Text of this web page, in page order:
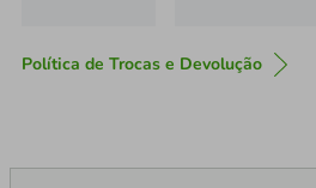
Política de Trocas e Devolução